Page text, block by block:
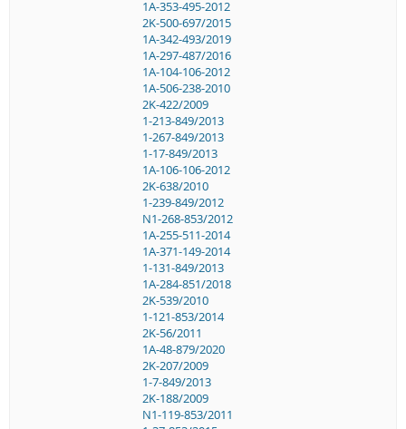
1A-353-495-2012
2K-500-697/2015
1A-342-493/2019
1A-297-487/2016
1A-104-106-2012
1A-506-238-2010
2K-422/2009
1-213-849/2013
1-267-849/2013
1-17-849/2013
1A-106-106-2012
2K-638/2010
1-239-849/2012
N1-268-853/2012
1A-255-511-2014
1A-371-149-2014
1-131-849/2013
1A-284-851/2018
2K-539/2010
1-121-853/2014
2K-56/2011
1A-48-879/2020
2K-207/2009
1-7-849/2013
2K-188/2009
N1-119-853/2011